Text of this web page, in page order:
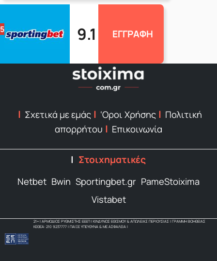
5 9.1 ΕΓΓΡΑΦΗ
Σχετικά με εμάς ‘Οροι Χρήσης
Πολιτική
απορρήτου
Επικοινωνία
Στοιχηματικές
Netbet Bwin Sportingbet.gr PameStoixima
Vistabet
21+ | ΑΡΜΟΔΙΟΣ ΡΥΘΜΙΣΤΗΣ ΕΕΕΠ | ΚΙΝΔΥΝΟΣ ΕΘΙΣΜΟΥ & ΑΠΩΛΕΙΑΣ ΠΕΡΙΟΥΣΙΑΣ | ΓΡΑΜΜΗ ΒΟΗΘΕΙΑΣ
ΚΕΘΕΑ: 210 9237777 | ΠΑΙΞΕ ΥΠΕΥΘΥΝΑ & ΜΕ ΑΣΦΑΛΕΙΑ |